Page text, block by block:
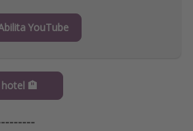
YouTube
🏨